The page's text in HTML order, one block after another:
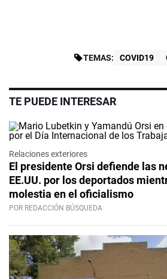
TEMAS: COVID19
TE PUEDE INTERESAR
Relaciones exteriores
El presidente Orsi defiende las
EE.UU. por los deportados
molestia en el oficialismo
POR REDACCIÓN BÚSQUEDA